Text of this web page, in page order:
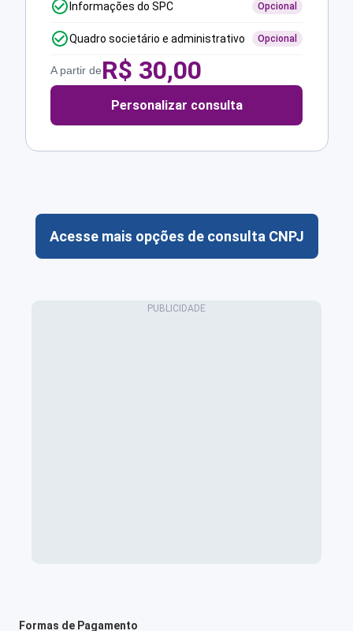
Informações do SPC Opcional
Quadro societário e administrativo Opcional
A partir deR$ 30,00
Personalizar consulta
Acesse mais opções de consulta CNPJ
Formas de Pagamento